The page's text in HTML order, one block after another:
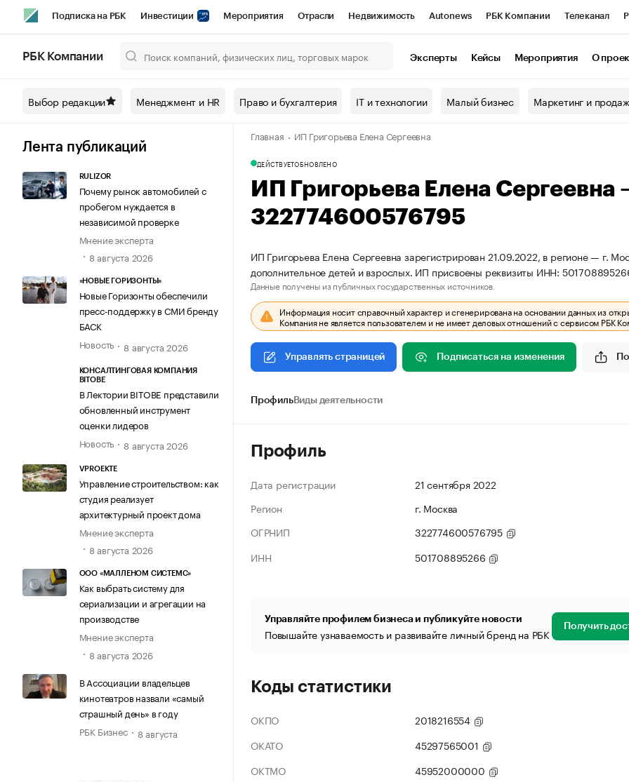
Подписка на РБК Инвестиции Мероприятия Отрасли Недвижимость Autonews РБК Компании Телеканал
Спецпроекты СПб Конференции СПб Спецпроекты Проверка контрагентов
Технологии и медиа Рынок наличной валюты
РБК Компании Эксперты Кейсы Мероприятия О
Выбор редакции Менеджмент и HR Право и бухгалтерия IT и технологии Малый бизнес Маркетинг и
Лента публикаций
RULIZOR
Почему рынок автомобилей с
пробегом нуждается в
независимой проверке
Мнение эксперта
8 августа 2026
«НОВЫЕ ГОРИЗОНТЫ»
Новые Горизонты обеспечили
пресс-поддержку в СМИ бренду
БАСК
Новость
8 августа 2026
КОНСАЛТИНГОВАЯ КОМПАНИЯ
BITOBE
В Лектории BITOBE представили
обновленный инструмент
оценки лидеров
Новость
8 августа 2026
VPROEKTE
Управление строительством: как
студия реализует
архитектурный проект дома
Мнение эксперта
8 августа 2026
ООО «МАЛЛЕНОМ СИСТЕМС»
Как выбрать систему для
сериализации и агрегации на
производстве
Мнение эксперта
8 августа 2026
В Ассоциации владельцев
кинотеатров назвали «самый
страшный день» в году
РБК Бизнес
8 августа
Главная ИП Григорьева Елена Сергеевна
ДЕЙСТВУЕТОБНОВЛЕНО
ИП Григорьева Елена
322774600576795
ИП Григорьева Елена Сергеевна зарегистрирован 21.09.2022, в регионе — г.
дополнительное детей и взрослых. ИП присвоены реквизиты ИНН:
Данные получены из публичных государственных источников.
Информация носит справочный характер и сгенерирована на основании данных из
Компания не является пользователем и не имеет деловых отношений с сервисом РБК
Управлять страницей Подписаться на изменения
ПрофильВиды деятельности
Профиль
Дата регистрации
21 сентября 2022
Регион
г. Москва
ОГРНИП
322774600576795
ИНН
501708895266
Управляйте профилем бизнеса и публикуйте новости
Повышайте узнаваемость и развивайте личный бренд на РБК Получить
Коды статистики
ОКПО
2018216554
ОКАТО
45297565001
ОКТМО
45952000000